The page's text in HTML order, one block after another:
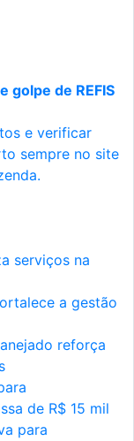
golpe de REFIS
e verificar
sempre no site
serviços na
a gestão
reforça
de R$ 15 mil
para